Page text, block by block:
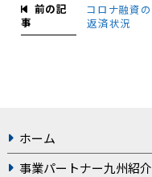
前の記
事
コロナ融資の
返済状況
ホーム
事業パートナー九州紹介